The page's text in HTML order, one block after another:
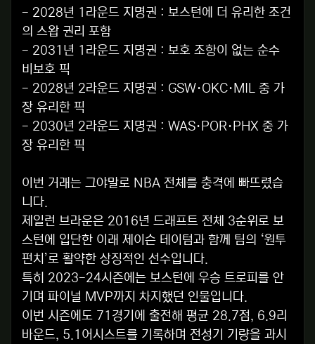
- 2028년 1라운드 지명권 : 보스턴에 더 유리한 조건
의 스왑 권리 포함
- 2031년 1라운드 지명권 : 보호 조항이 없는 순수
비보호 픽
- 2028년 2라운드 지명권 : GSW·OKC·MIL 중 가
장 유리한 픽
- 2030년 2라운드 지명권 : WAS·POR·PHX 중 가
장 유리한 픽
이번 거래는 그야말로 NBA 전체를 충격에 빠뜨렸습
니다.
제일런 브라운은 2016년 드래프트 전체 3순위로 보
스턴에 입단한 이래 제이슨 테이텀과 함께 팀의 ‘원투
펀치’로 활약한 상징적인 선수입니다.
특히 2023-24시즌에는 보스턴에 우승 트로피를 안
기며 파이널 MVP까지 차지했던 인물입니다.
이번 시즌에도 71경기에 출전해 평균 28.7점, 6.9리
바운드, 5.1어시스트를 기록하며 전성기 기량을 과시